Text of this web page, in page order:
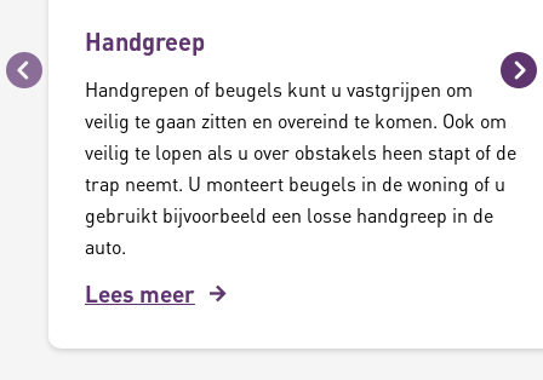
Vorige
Handgreep
Handgrepen of beugels kunt u vastgrijpen om
veilig te gaan zitten en overeind te komen. Ook om
veilig te lopen als u over obstakels heen stapt of de
trap neemt. U monteert beugels in de woning of u
gebruikt bijvoorbeeld een losse handgreep in de
auto.
Lees meer